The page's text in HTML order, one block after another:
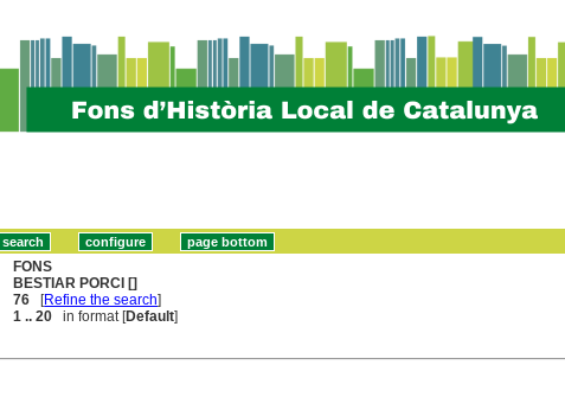
FONS
BESTIAR PORCI []
76 [Refine the search]
1 .. 20 in format [Default]